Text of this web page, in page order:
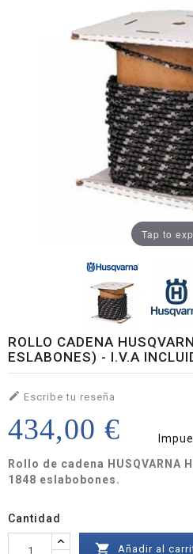
Tap to
ROLLO CADENA
ESLABONES) - I.V.A
 Escribe tu reseña
434,00 €
Rollo de cadena HUSQVARNA
1848 eslabobones.
Cantidad
 Añadir al